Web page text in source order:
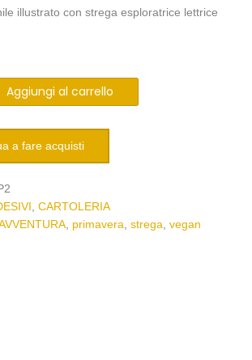
illustrato con strega esploratrice lettrice
Aggiungi al carrello
a fare acquisti
CARTOLERIA
, primavera strega vegan